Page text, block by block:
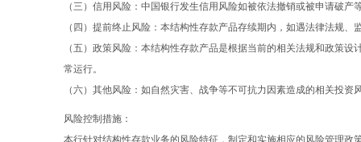
（三）信用风险：中国银行发生信用风险如被依法撤销或被申请破
（四）提前终止风险：本结构性存款产品存续期内，如遇法律法规
（五）政策风险：本结构性存款产品是根据当前的相关法规和政策
常运行。
（六）其他风险：如自然灾害、战争等不可抗力因素造成的相关投资
风险控制措施：
本行针对结构性存款业务的风险特征，制定和实施相应的风险管理